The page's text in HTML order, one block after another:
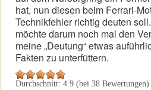
hat, nun diesen beim Ferrari-
Technikfehler richtig deuten
möchte darum noch mal den
meine „Deutung“ etwas
Fakten zu unterfüttern.
Durchschnitt: 4.9 (bei 38 Bewertungen)